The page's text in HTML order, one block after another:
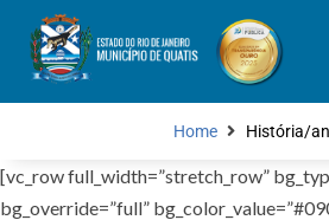
Home História/
[vc_row full_width=”stretch_row”
bg_override=”full”